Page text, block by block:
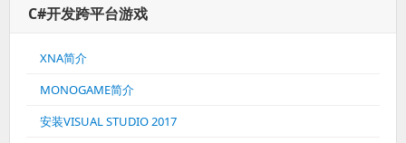
C#开发跨平台游戏
XNA简介
MONOGAME简介
安装VISUAL STUDIO 2017